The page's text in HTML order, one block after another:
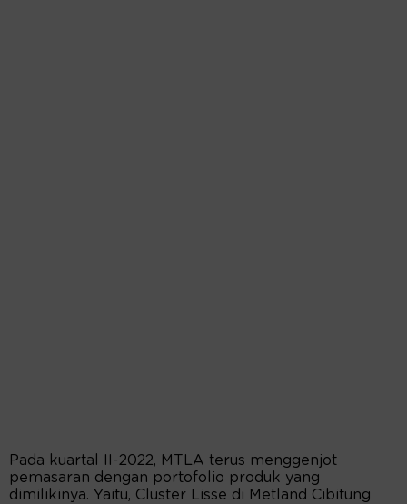
Pada kuartal II-2022, MTLA terus menggenjot
pemasaran dengan portofolio produk yang
dimilikinya. Yaitu, Cluster Lisse di Metland Cibitung